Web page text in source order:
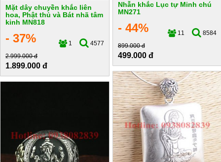
Nhẫn khắc Lục tự Minh chú
MN271
- 44% 11
8584
899.000 đ
499.000 đ
Mặt dây chuyền khắc liên
hoa, Phật thủ và Bát nhã tâm
kinh MN818
- 37% 1
4577
2.999.000 đ
1.899.000 đ